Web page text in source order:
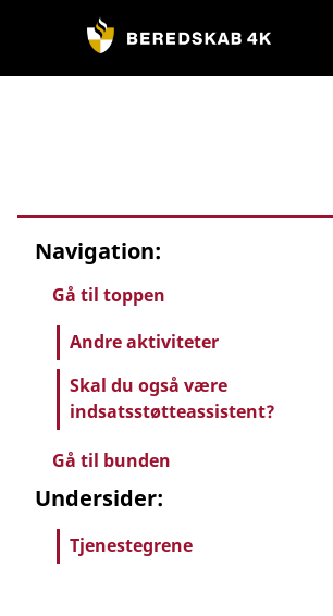
Navigation:
Gå til toppen
Andre aktiviteter
Skal du også være
indsatsstøtteassistent?
Gå til bunden
Undersider:
Tjenestegrene